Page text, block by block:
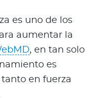
es uno de los
aumentar la
, en tan solo
es
en fuerza